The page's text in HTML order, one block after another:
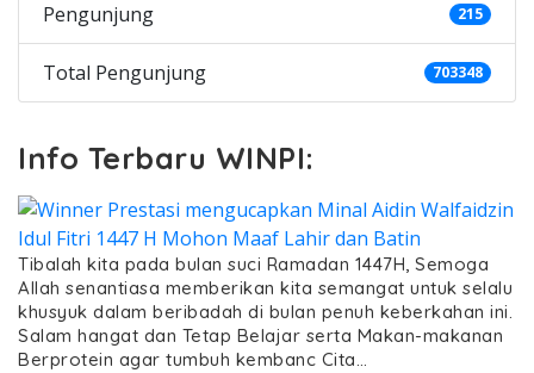
Pengunjung 215
Total Pengunjung 703348
Info Terbaru WINPI:
Tibalah kita pada bulan suci Ramadan 1447H, Semoga
Allah senantiasa memberikan kita semangat untuk selalu
khusyuk dalam beribadah di bulan penuh keberkahan ini.
Salam hangat dan Tetap Belajar serta Makan-makanan
Berprotein agar tumbuh kembanc Cita…